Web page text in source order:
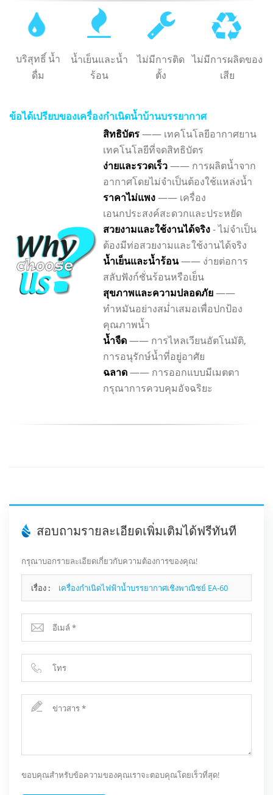
บริสุทธิ์น้ำ
ดื่ม
น้ำเย็นและน้ำ
ร้อน
ไม่มีการติด
ตั้ง
ไม่มีการผลิตของ
เสีย
ข้อได้เปรียบของเครื่องกำเนิดน้ำบ้านบรรยากาศ
สิทธิบัตร—— เทคโนโลยีอากาศยาน
เทคโนโลยีที่จดสิทธิบัตร
ง่ายและรวดเร็ว—— การผลิตน้ำจาก
อากาศโดยไม่จำเป็นต้องใช้แหล่งน้ำ
ราคาไม่แพง—— เครื่อง
เอนกประสงค์สะดวกและประหยัด
สวยงามและใช้งานได้จริง- ไม่จำเป็น
ต้องมีท่อสวยงามและใช้งานได้จริง
น้ำเย็นและน้ำร้อน—— ง่ายต่อการ
สลับฟังก์ชั่นร้อนหรือเย็น
สุขภาพและความปลอดภัย——
ทำหมันอย่างสม่ำเสมอเพื่อปกป้อง
คุณภาพน้ำ
น้ำจืด—— การไหลเวียนอัตโนมัติ,
การอนุรักษ์น้ำที่อยู่อาศัย
ฉลาด—— การออกแบบมีเมตตา
กรุณาการควบคุมอัจฉริยะ
สอบถามรายละเอียดเพิ่มเติมได้ฟรีทันที
กรุณาบอกรายละเอียดเกี่ยวกับความต้องการของคุณ!
เรื่อง : เครื่องกำเนิดไฟฟ้าน้ำบรรยากาศเชิงพาณิชย์ EA-60
ขอบคุณสำหรับข้อความของคุณเราจะตอบคุณโดยเร็วที่สุด!